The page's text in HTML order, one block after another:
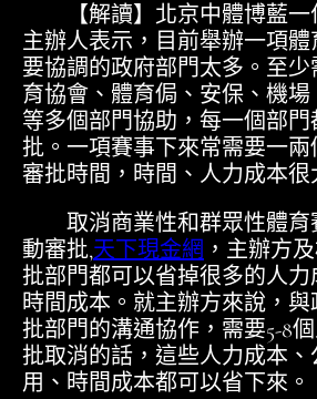
【解讀】北京中體博藍一
主辦人表示，目前舉辦一項體
要協調的政府部門太多。至少
育協會、體育侷、安保、機場
等多個部門協助，每一個部門
批。一項賽事下來常需要一兩
審批時間，時間、人力成本很
取消商業性和群眾性體育
動審批,天下現金網 ，主辦方
批部門都可以省掉很多的人力
時間成本。就主辦方來說，與
批部門的溝通協作，需要5-8
批取消的話，這些人力成本、
用、時間成本都可以省下來。